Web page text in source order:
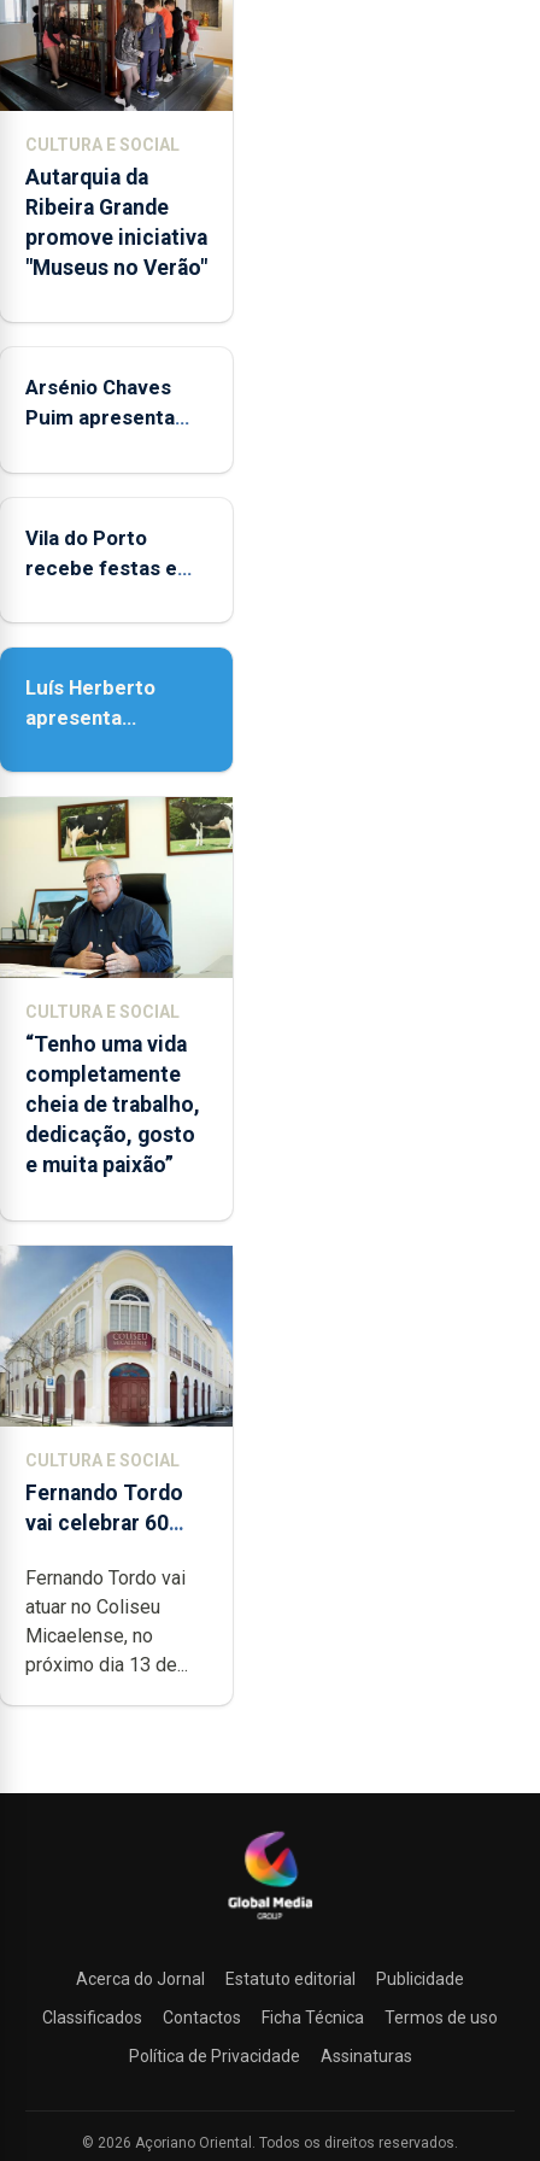
dos
museus
e
núcleos
integrados
na
Rede
Municipal
de
aos
durante
o
de
entre
as
e
as
18h00.
CULTURA E SOCIAL
Autarquia da
Ribeira Grande
promove iniciativa
"Museus no Verão"
Arsénio Chaves
Puim apresenta
de Vila do Porto
Vila do Porto
recebe festas em
Senhora da
Luís Herberto
apresenta
Paisagem’
CULTURA E SOCIAL
“Tenho uma vida
completamente
cheia de trabalho,
dedicação, gosto
e muita paixão”
CULTURA E SOCIAL
Fernando Tordo
vai celebrar 60
no Coliseu
Micaelense
Fernando Tordo vai
atuar no Coliseu
Micaelense, no
próximo dia 13 de...
Acerca do Jornal Estatuto editorial
Publicidade
Classificados
Contactos Ficha Técnica
Termos de uso
Política de Privacidade
Assinaturas
© 2026 Açoriano Oriental. Todos os direitos reservados.